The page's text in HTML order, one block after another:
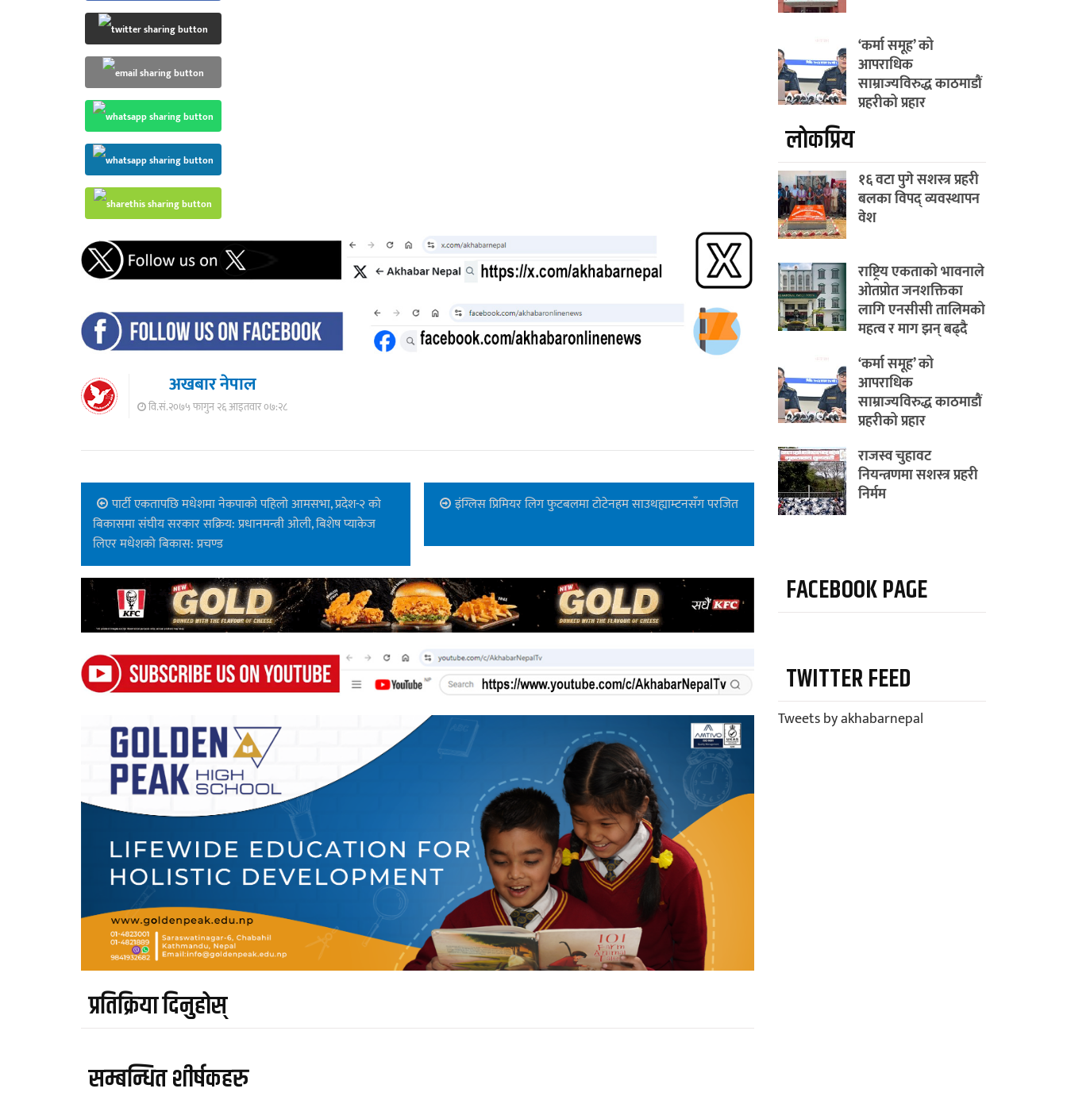
अखबार नेपाल
वि.सं.२०७५ फागुन २६ आइतवार ०७:२८
पार्टी एकतापछि मधेशमा नेकपाको पहिलो आमसभा, प्रदेश-२ को
बिकासमा संघीय सरकार सक्रिय: प्रधानमन्त्री ओली, बिशेष प्याकेज
लिएर मधेशको बिकास: प्रचण्ड
इंग्लिस प्रिमियर लिग फुटबलमा टोटेनहम साउथह्याम्टनसँग परजित
प्रतिक्रिया दिनुहोस्
सम्बन्धित शीर्षकहरु
‘कर्मा समूह’ को
आपराधिक
साम्राज्यविरुद्ध काठमाडौं
प्रहरीको प्रहार
लाेकप्रिय
१६ वटा पुगे सशस्त्र प्रहरी
बलका विपद् व्यवस्थापन
वेश
राष्ट्रिय एकताको भावनाले
ओतप्रोत जनशक्तिका
लागि एनसीसी तालिमको
महत्व र माग झन् बढ्दै
‘कर्मा समूह’ को
आपराधिक
साम्राज्यविरुद्ध काठमाडौं
प्रहरीको प्रहार
राजस्व चुहावट
नियन्त्रणमा सशस्त्र प्रहरी
निर्मम
FACEBOOK PAGE
TWITTER FEED
Tweets by akhabarnepal